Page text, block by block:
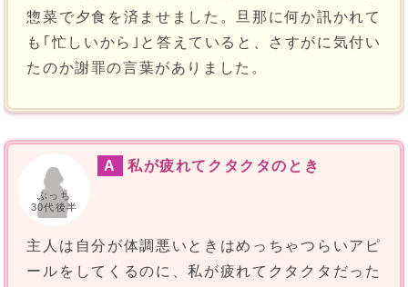
惣菜で夕食を済ませました。旦那に何か訊かれて
も｢忙しいから｣と答えていると、さすがに気付い
たのか謝罪の言葉がありました。
ぶっち
30代後半
A 私が疲れてクタクタのとき
主人は自分が体調悪いときはめっちゃつらいアピ
ールをしてくるのに、私が疲れてクタクタだった